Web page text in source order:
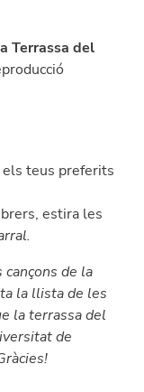
Terrassa del
els teus preferits
estira les
de la
la llista de les
la terrassa del
de